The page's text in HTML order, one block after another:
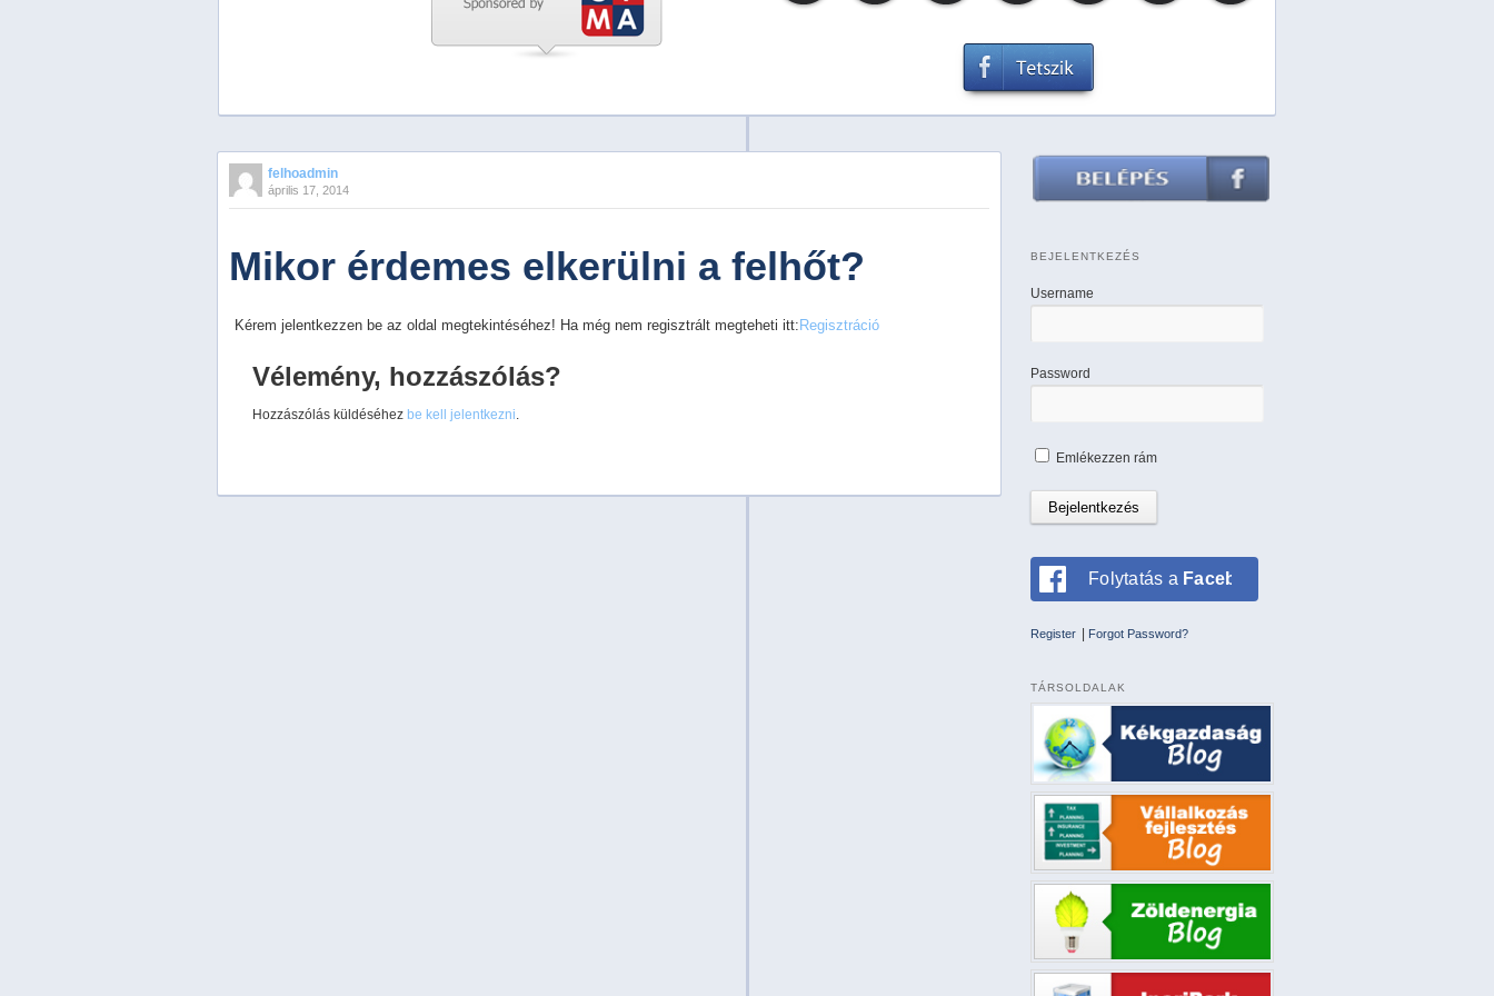
PreviousNextStop
2
felhoadmin
április 17, 2014
Mikor érdemes elkerülni a felhőt?
Kérem jelentkezzen be az oldal megtekintéséhez! Ha még nem regisztrált megteheti itt:Regisztráció
Vélemény, hozzászólás?
Hozzászólás küldéséhezbe kell jelentkezni.
BEJELENTKEZÉS
Username
Password
Emlékezzen rám
Folytatás a Facebookkal
Register Forgot Password?
TÁRSOLDALAK